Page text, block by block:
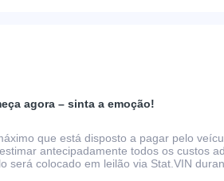
agora – sinta a emoção!
que está disposto a pagar pelo
antecipadamente todos os custos
será colocado em leilão via Stat.VIN